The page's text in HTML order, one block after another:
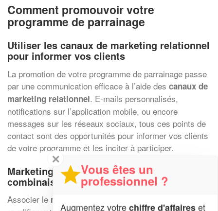
Comment promouvoir votre
programme de parrainage
Utiliser les canaux de marketing relationnel
pour informer vos clients
La promotion de votre programme de parrainage passe
par une communication efficace à l’aide des canaux de
marketing relationnel. E-mails personnalisés,
notifications sur l’application mobile, ou encore
messages sur les réseaux sociaux, tous ces points de
contact sont des opportunités pour informer vos clients
de votre programme et les inciter à participer.
Marketing d’influence et parrainage : une
combinaison gagnante
Associer le marketing d’influence
✕
Vous êtes un
professionnel ?
Augmentez votrechiffre d'affaireset